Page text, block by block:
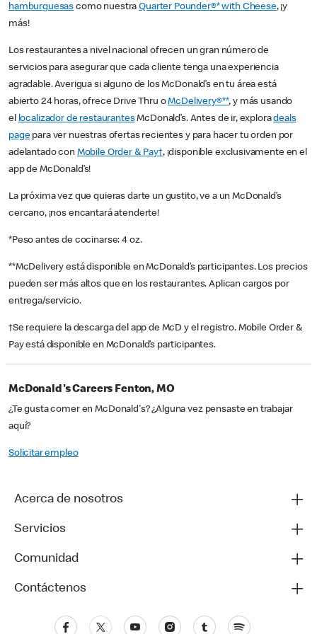
hamburguesas como nuestraQuarter Pounder®* with Cheese, ¡y
más!
Los restaurantes a nivel nacional ofrecen un gran número de
servicios para asegurar que cada cliente tenga una experiencia
agradable. Averigua si alguno de los McDonald’s en tu área está
abierto 24 horas, ofrece Drive Thru oMcDelivery®**, y más usando
el localizador de restaurantesMcDonald’s. Antes de ir, exploradeals
pagepara ver nuestras ofertas recientes y para hacer tu orden por
adelantado con Mobile Order & Pay†, ¡disponible exclusivamente en el
app de McDonald’s!
La próxima vez que quieras darte un gustito, ve a un McDonald’s
cercano, ¡nos encantará atenderte!
*Peso antes de cocinarse: 4 oz.
**McDelivery está disponible en McDonald’s participantes. Los precios
pueden ser más altos que en los restaurantes. Aplican cargos por
entrega/servicio.
†Se requiere la descarga del app de McD y el registro. Mobile Order &
Pay está disponible en McDonald’s participantes.
McDonald's Careers Fenton, MO
¿Te gusta comer en McDonald's? ¿Alguna vez pensaste en trabajar
aquí?
Solicitar empleo
Acerca de nosotros
Servicios
Comunidad
Contáctenos